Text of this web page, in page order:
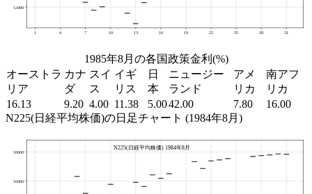
1985年8月の各国政策金利(%)
オーストラ
リア
カナ
ダ
スイ
ス
イギ
リス
日
本
ニュージー
ランド
アメ
リカ
南アフ
リカ
16.13
9.20 4.00 11.38 5.0042.00 7.80
16.00
N225(日経平均株価)の日足チャート (1984年8月)